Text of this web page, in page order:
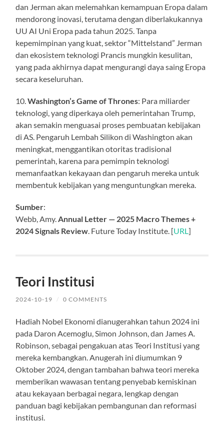
dan Jerman akan melemahkan kemampuan Eropa dalam
mendorong inovasi, terutama dengan diberlakukannya
UU AI Uni Eropa pada tahun 2025. Tanpa
kepemimpinan yang kuat, sektor “Mittelstand” Jerman
dan ekosistem teknologi Prancis mungkin kesulitan,
yang pada akhirnya dapat mengurangi daya saing Eropa
secara keseluruhan.
10.Washington’s Game of Thrones: Para miliarder
teknologi, yang diperkaya oleh pemerintahan Trump,
akan semakin menguasai proses pembuatan kebijakan
di AS. Pengaruh Lembah Silikon di Washington akan
meningkat, menggantikan otoritas tradisional
pemerintah, karena para pemimpin teknologi
memanfaatkan kekayaan dan pengaruh mereka untuk
membentuk kebijakan yang menguntungkan mereka.
Sumber:
Webb, Amy. Annual Letter — 2025 Macro Themes +
2024 Signals Review . Future Today Institute. [URL]
Teori Institusi
2024-10-19 / 0 COMMENTS
Hadiah Nobel Ekonomi dianugerahkan tahun 2024 ini
pada Daron Acemoglu, Simon Johnson, dan James A.
Robinson, sebagai pengakuan atas Teori Institusi yang
mereka kembangkan. Anugerah ini diumumkan 9
Oktober 2024, dengan tambahan bahwa teori mereka
memberikan wawasan tentang penyebab kemiskinan
atau kekayaan berbagai negara, lengkap dengan
panduan bagi kebijakan pembangunan dan reformasi
institusi.